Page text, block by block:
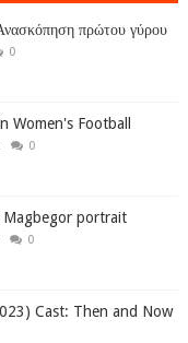
πρώτου γύρου
0
Women's Football
0
Magbegor portrait
0
Cast: Then and Now